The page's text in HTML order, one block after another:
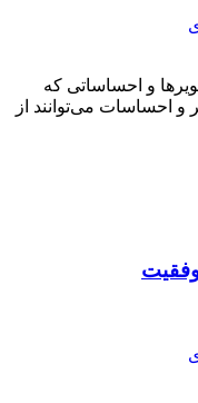
و احساساتی که
و احساسات می‌توانند از